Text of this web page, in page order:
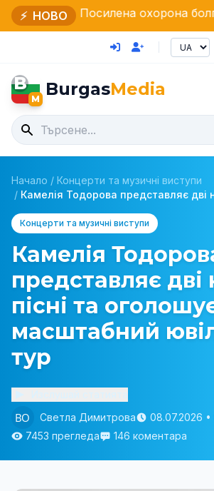
⚡ НОВО
Посилена охорона болгарського
B
M BurgasMedia
Начало / Концерти та музичні виступи
/ Камелія Тодорова представляє дві
Концерти та музичні виступи
Камелія
представляє дві
пісні та
масштабний
тур
Светла Димитрова
08.07.2026 •
7453 прегледа
146 коментара